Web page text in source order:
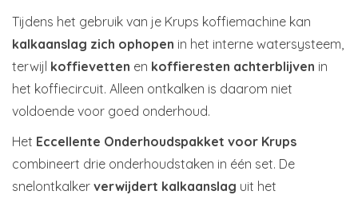
Tijdens het gebruik van je Krups koffiemachine kan
kalkaanslag zich ophopen in het interne watersysteem,
terwijl koffievetten en koffieresten achterblijven in
het koffiecircuit. Alleen ontkalken is daarom niet
voldoende voor goed onderhoud.
Het Eccellente Onderhoudspakket voor Krups
combineert drie onderhoudstaken in één set. De
snelontkalker verwijdert kalkaanslag uit het